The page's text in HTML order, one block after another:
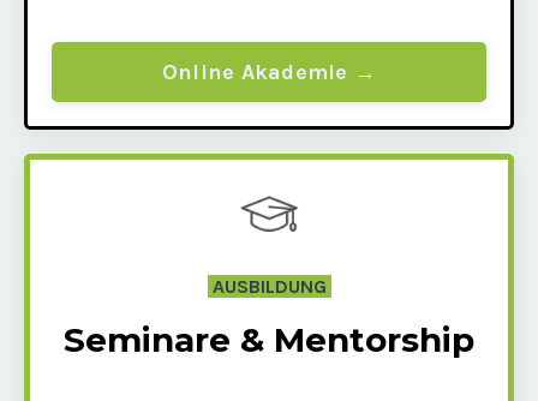
Online Akademie →
AUSBILDUNG
Seminare & Mentorship